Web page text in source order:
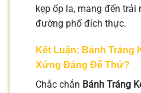
kẹp ốp la, mang đến trải
đường phố đích thực.
Kết Luận: Bánh Tráng
Xứng Đáng Để Thử?
Chắc chắn Bánh Tráng